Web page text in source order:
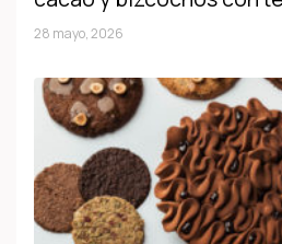
28 mayo, 2026